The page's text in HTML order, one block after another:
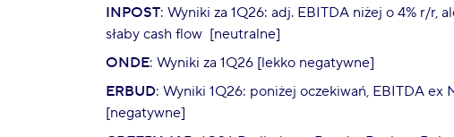
INPOST: Wyniki za 1Q26: adj. EBITDA niżej o 4% r/r,
słaby cash flow [neutralne]
ONDE: Wyniki za 1Q26 [lekko negatywne]
ERBUD: Wyniki 1Q26: poniżej oczekiwań, EBITDA ex
[negatywne]